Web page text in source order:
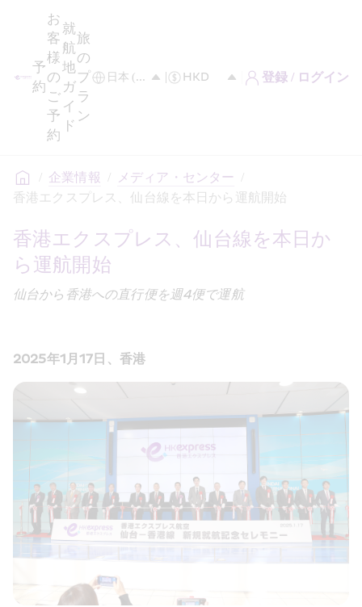
予
約
お
客
様
の
ご
予
約
就
航
地
ガ
イ
ド
旅
の
プ
ラ
ン
登録 / ログイン
/ 企業情報 / メディア・センター /
香港エクスプレス、仙台線を本日から運航開始
香港エクスプレス、仙台線を本日か
ら運航開始
仙台から香港への直行便を週4便で運航
2025年1月17日、香港